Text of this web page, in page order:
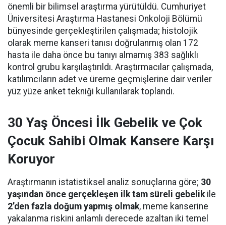
önemli bir bilimsel araştırma yürütüldü. Cumhuriyet
Üniversitesi Araştırma Hastanesi Onkoloji Bölümü
bünyesinde gerçekleştirilen çalışmada; histolojik
olarak meme kanseri tanısı doğrulanmış olan 172
hasta ile daha önce bu tanıyı almamış 383 sağlıklı
kontrol grubu karşılaştırıldı. Araştırmacılar çalışmada,
katılımcıların adet ve üreme geçmişlerine dair veriler
yüz yüze anket tekniği kullanılarak toplandı.
30 Yaş Öncesi İlk Gebelik ve Çok
Çocuk Sahibi Olmak Kansere Karşı
Koruyor
Araştırmanın istatistiksel analiz sonuçlarına göre; 30
yaşından önce gerçekleşen ilk tam süreli gebelikile
2’den fazla doğum yapmış olmak, meme kanserine
yakalanma riskini anlamlı derecede azaltan iki temel